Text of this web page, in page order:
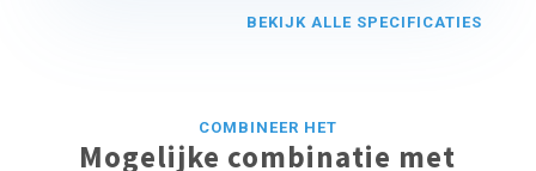
BEKIJK ALLE SPECIFICATIES
COMBINEER HET
Mogelijke combinatie met